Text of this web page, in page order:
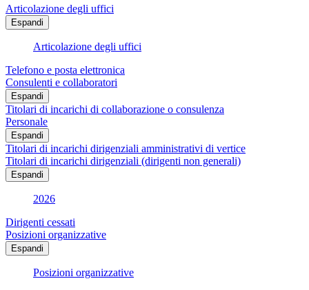
Articolazione degli uffici
Espandi
Articolazione degli uffici
Telefono e posta elettronica
Consulenti e collaboratori
Espandi
Titolari di incarichi di collaborazione o consulenza
Personale
Espandi
Titolari di incarichi dirigenziali amministrativi di vertice
Titolari di incarichi dirigenziali (dirigenti non generali)
Espandi
2026
Dirigenti cessati
Posizioni organizzative
Espandi
Posizioni organizzative